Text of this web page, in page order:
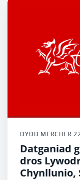
DYDD MERCHER
Datganiad
dros
Chynllunio,